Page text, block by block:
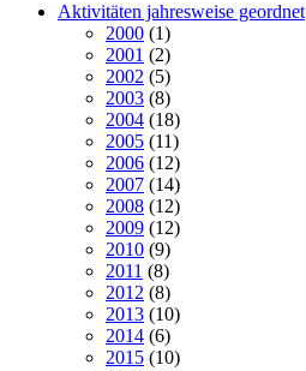
Aktivitäten jahresweise geordnet
2000 (1)
2001 (2)
2002 (5)
2003 (8)
2004 (18)
2005 (11)
2006 (12)
2007 (14)
2008 (12)
2009 (12)
2010 (9)
2011 (8)
2012 (8)
2013 (10)
2014 (6)
2015 (10)